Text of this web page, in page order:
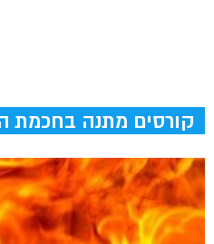
קורסים מתנה בחכמת